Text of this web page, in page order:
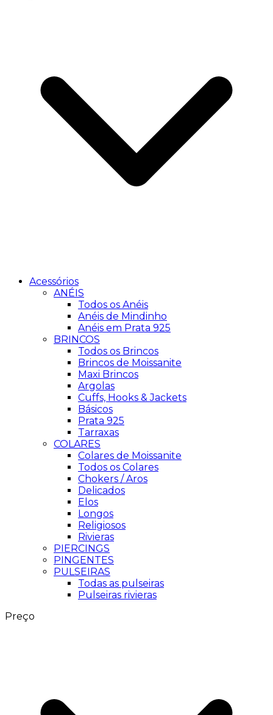
Acessórios
ANÉIS
Todos os Anéis
Anéis de Mindinho
Anéis em Prata 925
BRINCOS
Todos os Brincos
Brincos de Moissanite
Maxi Brincos
Argolas
Cuffs, Hooks & Jackets
Básicos
Prata 925
Tarraxas
COLARES
Colares de Moissanite
Todos os Colares
Chokers / Aros
Delicados
Elos
Longos
Religiosos
Rivieras
PIERCINGS
PINGENTES
PULSEIRAS
Todas as pulseiras
Pulseiras rivieras
Preço